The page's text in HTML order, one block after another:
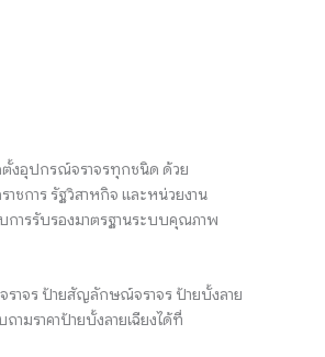
งอุปกรณ์จราจรทุกชนิด ด้วย
าชการ รัฐวิสาหกิจ และหน่วยงาน
การรับรองมาตรฐานระบบคุณภาพ
ราจร ป้ายสัญลักษณ์จราจร ป้ายบั้งลาย
ามราคาป้ายบั้งลายเฉียงได้ที่